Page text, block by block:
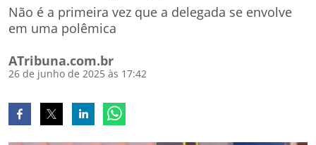
Não é a primeira vez que a delegada se envolve
em uma polêmica
ATribuna.com.br
26 de junho de 2025 às 17:42